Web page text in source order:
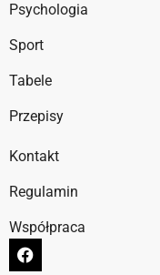
Psychologia
Sport
Tabele
Przepisy
Kontakt
Regulamin
Współpraca